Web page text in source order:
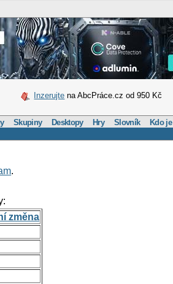
Inzerujte na AbcPráce.cz od 950 Kč
Skupiny Desktopy Hry Slovník Kdo je
.
změna